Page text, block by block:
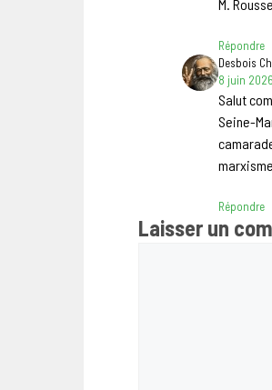
M.
Répondre
Desbois
8 juin 2026
Salut
Seine-
Répondre
Laisser un